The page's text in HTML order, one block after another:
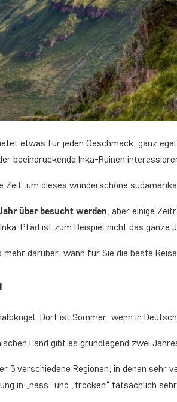
etwas für jeden Geschmack, ganz
beeindruckende Inka-Ruinen
Zeit, um dieses wunderschöne
über besucht werden , aber einige
Pfad ist zum Beispiel nicht das ganze
mehr darüber, wann für Sie die beste
Dort ist Sommer, wenn in
Land gibt es grundlegend zwei
3 verschiedene Regionen, in denen
in „nass“ und „trocken“ tatsächlich sehr